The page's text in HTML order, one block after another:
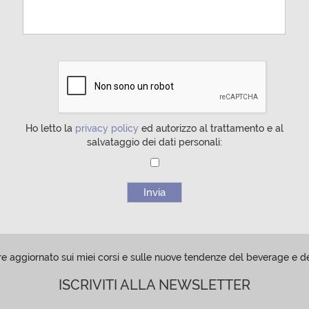
Ho letto la privacy policy ed autorizzo al trattamento e al
salvataggio dei dati personali:
aggiornato sui miei corsi e sulle nuove tendenze del beverage e
ISCRIVITI ALLA NEWSLETTER